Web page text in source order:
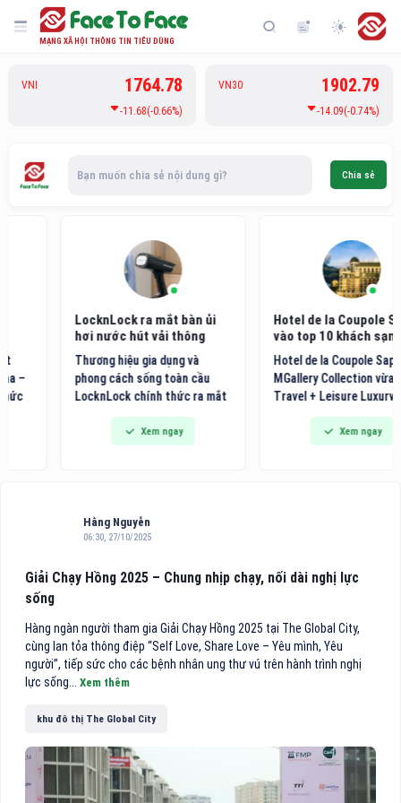
MẠNG XÃ HỘI THÔNG TIN TIÊU DÙNG
VNI 1764.78
-11.68(-0.66%)
VN30 1902.79
-14.09(-0.74%)
Bạn muốn chia sẻ nội dung gì? Chia sẻ
LocknLock ra mắt bàn ủi
hơi nước hút vải thông
minh thế hệ mới
Thương hiệu gia dụng và
phong cách sống toàn cầu
LocknLock chính thức ra mắt
dòng bàn ủi hơi nước cầm tay
thế hệ mới tích hợp công nghệ
hút vải thông minh, hướng đến
Xem ngay
Hotel de la Coupole Sapa
vào top 10 khách sạn điểm
đến nội địa hàng đầu Việt
Hotel de la Coupole Sapa -
MGallery Collection vừa được
Travel + Leisure Luxury
Awards khu vực châu Á - Thái
Bình Dương 2026 vinh danh
trong danh sách 10 khách sạn
Xem ngay
Hằng Nguyễn
06:30, 27/10/2025
Giải Chạy Hồng 2025 – Chung nhịp chạy, nối dài nghị lực
sống
Hàng ngàn người tham gia Giải Chạy Hồng 2025 tại The Global City,
cùng lan tỏa thông điệp “Self Love, Share Love – Yêu mình, Yêu
người”, tiếp sức cho các bệnh nhân ung thư vú trên hành trình nghị
lực sống... Xem thêm
khu đô thị The Global City